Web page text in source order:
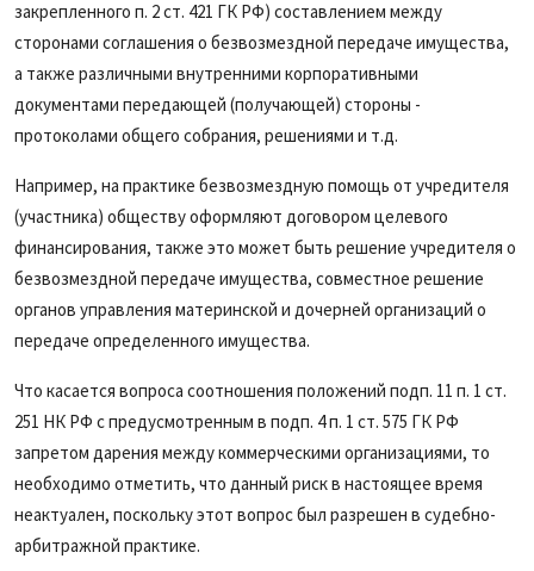
закрепленного п. 2 ст. 421 ГК РФ) составлением между
сторонами соглашения о безвозмездной передаче имущества,
а также различными внутренними корпоративными
документами передающей (получающей) стороны -
протоколами общего собрания, решениями и т.д.
Например, на практике безвозмездную помощь от учредителя
(участника) обществу оформляют договором целевого
финансирования, также это может быть решение учредителя о
безвозмездной передаче имущества, совместное решение
органов управления материнской и дочерней организаций о
передаче определенного имущества.
Что касается вопроса соотношения положений подп. 11 п. 1 ст.
251 НК РФ с предусмотренным в подп. 4 п. 1 ст. 575 ГК РФ
запретом дарения между коммерческими организациями, то
необходимо отметить, что данный риск в настоящее время
неактуален, поскольку этот вопрос был разрешен в судебно-
арбитражной практике.